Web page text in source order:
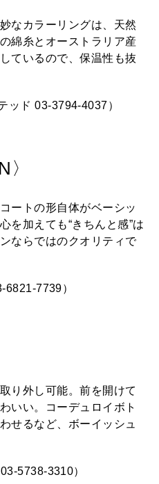
なカラーリングは、天然
綿糸とオーストラリア産
ているので、保温性も抜
ッド 03-3794-4037）
ートの形自体がベーシッ
を加えても“きちんと感”は
ならではのクオリティで
7739）
り外し可能。前を開けて
いい。コーデュロイボト
せるなど、ボーイッシュ
5738-3310）